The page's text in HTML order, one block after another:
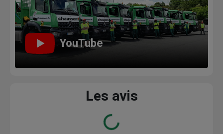
YouTube
Les avis
Loading...